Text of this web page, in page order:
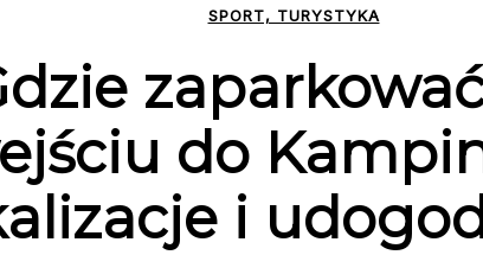
SPORT, TURYSTYKA
do
i